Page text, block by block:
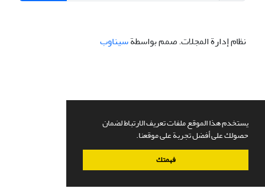
يستخدم هذا الموقع ملفات تعريف الارتباط لضمان
حصولك على أفضل تجربة على موقعنا.
فهمتك
نظام إدارة المجلات.صمم بواسطةسیناوب